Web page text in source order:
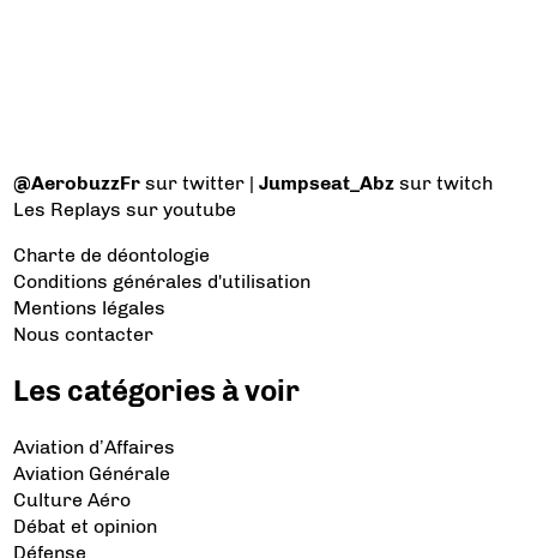
@AerobuzzFr sur twitter |Jumpseat_Abz sur twitch
Les Replays sur youtube
Charte de déontologie
Conditions générales d'utilisation
Mentions légales
Nous contacter
Les catégories à voir
Aviation d’Affaires
Aviation Générale
Culture Aéro
Débat et opinion
Défense